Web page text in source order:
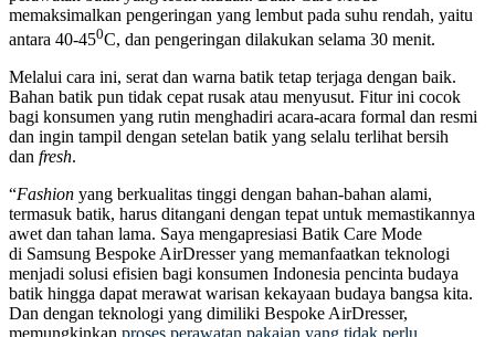
memaksimalkan pengeringan yang lembut pada suhu rendah, yaitu
antara 40-450C, dan pengeringan dilakukan selama 30 menit.
Melalui cara ini, serat dan warna batik tetap terjaga dengan baik.
Bahan batik pun tidak cepat rusak atau menyusut. Fitur ini cocok
bagi konsumen yang rutin menghadiri acara-acara formal dan resmi
dan ingin tampil dengan setelan batik yang selalu terlihat bersih
dan fresh.
“Fashion yang berkualitas tinggi dengan bahan-bahan alami,
termasuk batik, harus ditangani dengan tepat untuk memastikannya
awet dan tahan lama. Saya mengapresiasi Batik Care Mode
di Samsung Bespoke AirDresser yang memanfaatkan teknologi
menjadi solusi efisien bagi konsumen Indonesia pencinta budaya
batik hingga dapat merawat warisan kekayaan budaya bangsa kita.
Dan dengan teknologi yang dimiliki Bespoke AirDresser,